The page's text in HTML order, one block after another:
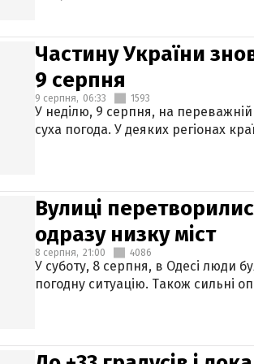
Частину України
9 серпня
9 серпня, 06:33 1593
У неділю, 9 серпня, на переважній
суха погода. У деяких регіонах
Вулиці
одразу низку міст
8 серпня, 21:00 4086
У суботу, 8 серпня, в Одесі люди
погодну ситуацію. Також сильні